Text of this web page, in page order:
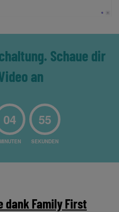
Schaue dir
an
04
MINUTEN
54
SEKUNDEN
dank Family First